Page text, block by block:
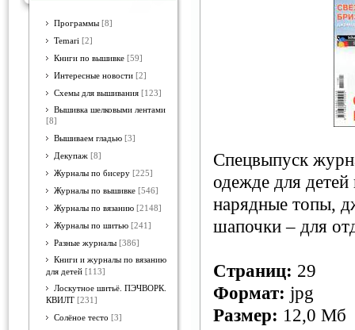
Программы [8]
Temari [2]
Книги по вышивке [59]
Интересные новости [2]
Схемы для вышивания [123]
Вышивка шелковыми лентами
[8]
Вышиваем гладью [3]
Декупаж [8]
Журналы по бисеру [225]
Журналы по вышивке [546]
Журналы по вязанию [2148]
Журналы по шитью [241]
Разные журналы [386]
Книги и журналы по вязанию
для детей [113]
Лоскутное шитьё. ПЭЧВОРК.
КВИЛТ [231]
Солёное тесто [3]
Спецвыпуск
одежде для детей
нарядные топы,
шапочки – для
Страниц: 29
Формат: jpg
Размер: 12,0 Мб